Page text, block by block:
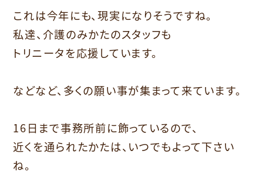
これは今年にも、現実になりそうですね。
私達、介護のみかたのスタッフも
トリニータを応援しています。
などなど、多くの願い事が集まって来ています。
16日まで事務所前に飾っているので、
近くを通られたかたは、いつでもよって下さい
ね。